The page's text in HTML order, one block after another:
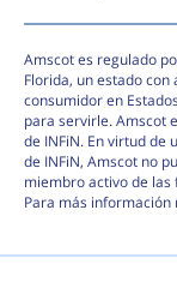
Amscot es regulado
Florida, un estado
consumidor en
para servirle. Amscot
de INFiN. En virtud de
de INFiN, Amscot no
miembro activo de las
Para más información